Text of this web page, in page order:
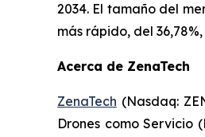
2034. El tamaño del
más rápido, del
Acerca de ZenaTech
ZenaTech (Nasdaq:
Drones como Servicio